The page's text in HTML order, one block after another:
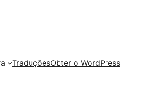
TraduçõesObter o WordPress